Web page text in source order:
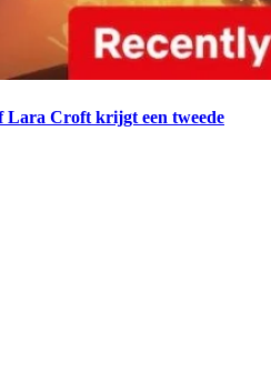
Lara Croft krijgt een tweede